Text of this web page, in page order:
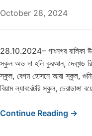
October 28, 2024
28.10.2024– গাংনগর বালিকা
স্কুল অভ দা হলি কুরআন, দেবখন্ড
স্কুল, বেগম হোসনে আরা স্কুল,
বিয়াম ল্যাবরেটরি স্কুল,
Continue Reading →